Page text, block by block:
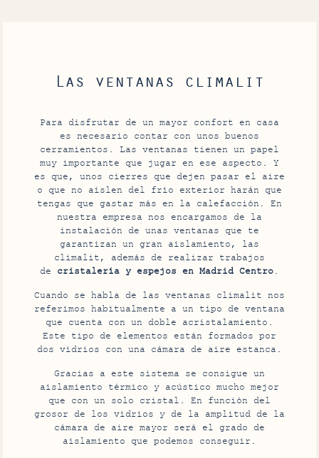
Las ventanas climalit
Para disfrutar de un mayor confort en casa
es necesario contar con unos buenos
cerramientos. Las ventanas tienen un papel
muy importante que jugar en ese aspecto. Y
es que, unos cierres que dejen pasar el aire
o que no aíslen del frío exterior harán que
tengas que gastar más en la calefacción. En
nuestra empresa nos encargamos de la
instalación de unas ventanas que te
garantizan un gran aislamiento, las
climalit, además de realizar trabajos
de cristalería y espejos en Madrid Centro.
Cuando se habla de las ventanas climalit nos
referimos habitualmente a un tipo de ventana
que cuenta con un doble acristalamiento.
Este tipo de elementos están formados por
dos vidrios con una cámara de aire estanca.
Gracias a este sistema se consigue un
aislamiento térmico y acústico mucho mejor
que con un solo cristal. En función del
grosor de los vidrios y de la amplitud de la
cámara de aire mayor será el grado de
aislamiento que podemos conseguir.